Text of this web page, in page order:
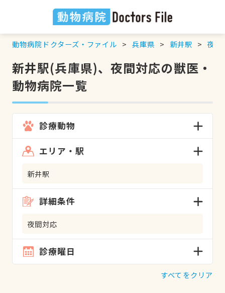
動物病院ドクターズ・ファイル 兵庫県 新井駅 夜間
新井駅(兵庫県)、夜間対応の獣医・
動物病院一覧
診療動物
エリア・駅
新井駅
詳細条件
夜間対応
診療曜日
すべてをクリア